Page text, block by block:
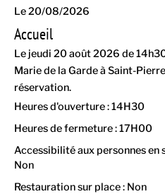
Le 20/08/2026
Accueil
Le jeudi 20 août 2026 de
Marie de la Garde à Saint-
réservation.
Heures d'ouverture : 14H30
Heures de fermeture : 17H00
Accessibilité aux personnes en
Non
Restauration sur place : Non